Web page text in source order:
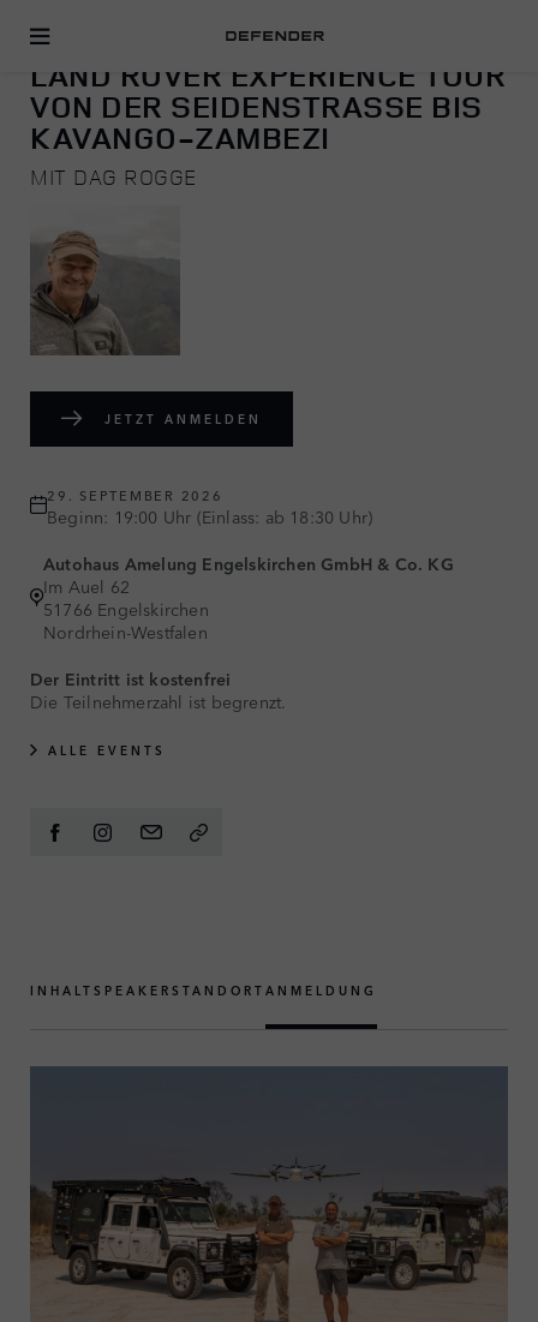
ADVENTURE
LAND ROVER EXPERIENCE TOUR
VON DER SEIDENSTRASSE BIS K
AVANGO-ZAMBEZI
MIT DAG ROGGE
JETZT ANMELDEN
29. SEPTEMBER 2026
Beginn: 19:00 Uhr (Einlass: ab 18:30 Uhr)
Autohaus Amelung Engelskirchen GmbH & Co. KG
Im Auel 62
51766 Engelskirchen
Nordrhein-Westfalen
Der Eintritt ist kostenfrei
Die Teilnehmerzahl ist begrenzt.
ALLE EVENTS
INHALT SPEAKER STANDORT ANMELDUNG